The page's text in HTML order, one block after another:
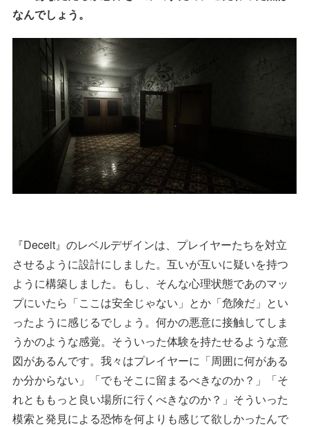
なんでしょう。
『Deceit』のレベルデザインは、プレイヤーたちを対立
させるように設計にしました。互いが互いに疑いを持つ
ように構築しました。もし、そんな心理状態であのマッ
プにいたら「ここは安全じゃない」とか「危険だ」とい
ったように感じるでしょう。何かの悪意に接触してしま
うかのような感覚。そういった体験を持たせるような意
図があるんです。我々はプレイヤーに「周囲に何がある
か分からない」「でもそこに留まるべきなのか？」「そ
れとももっと良い場所に行くべきなのか？」そういった
模索と発見による恐怖を何よりも感じて欲しかったんで